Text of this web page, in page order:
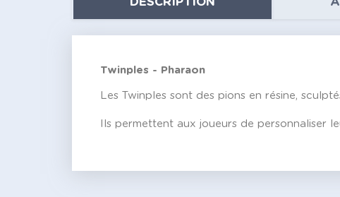
Twinples - Pharaon
Les Twinples sont des pions en résine,
Ils permettent aux joueurs de personnaliser